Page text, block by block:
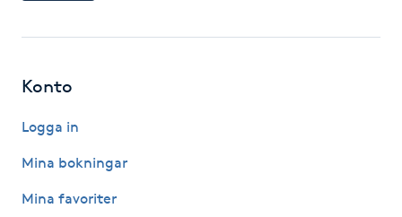
Healing
Herrklippning
HIFU
Hollywood Peel
Konto
Logga in
Mina bokningar
Mina favoriter